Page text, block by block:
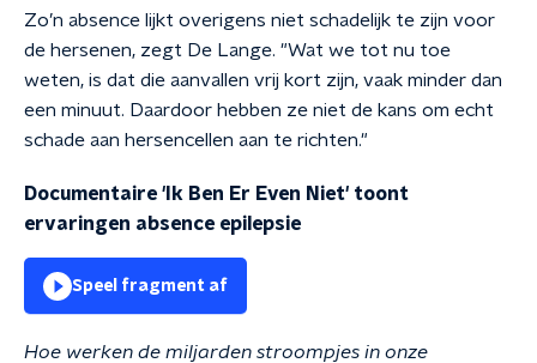
Zo’n absence lijkt overigens niet schadelijk te zijn voor
de hersenen, zegt De Lange. "Wat we tot nu toe
weten, is dat die aanvallen vrij kort zijn, vaak minder dan
een minuut. Daardoor hebben ze niet de kans om echt
schade aan hersencellen aan te richten."
Documentaire 'Ik Ben Er Even Niet' toont
ervaringen absence epilepsie
Speel fragment af
Hoe werken de miljarden stroompjes in onze